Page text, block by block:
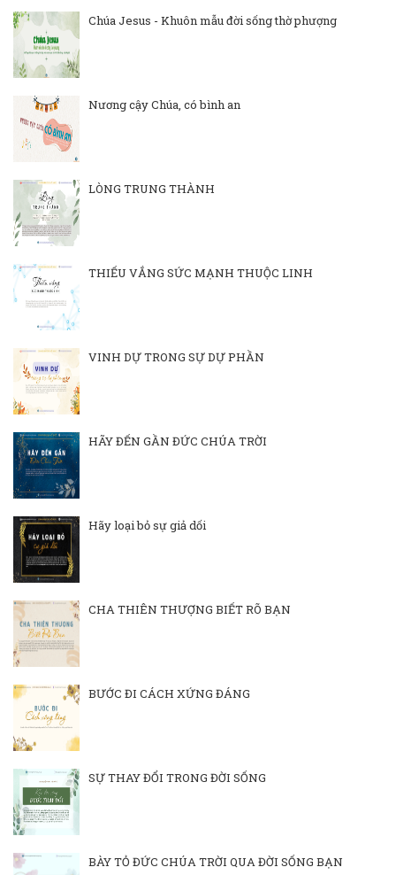
Chúa Jesus - Khuôn mẫu đời sống thờ phượng
Nương cậy Chúa, có bình an
LÒNG TRUNG THÀNH
THIẾU VẮNG SỨC MẠNH THUỘC LINH
VINH DỰ TRONG SỰ DỰ PHẦN
HÃY ĐẾN GẦN ĐỨC CHÚA TRỜI
Hãy loại bỏ sự giả dối
CHA THIÊN THƯỢNG BIẾT RÕ BẠN
BƯỚC ĐI CÁCH XỨNG ĐÁNG
SỰ THAY ĐỔI TRONG ĐỜI SỐNG
BÀY TỎ ĐỨC CHÚA TRỜI QUA ĐỜI SỐNG BẠN